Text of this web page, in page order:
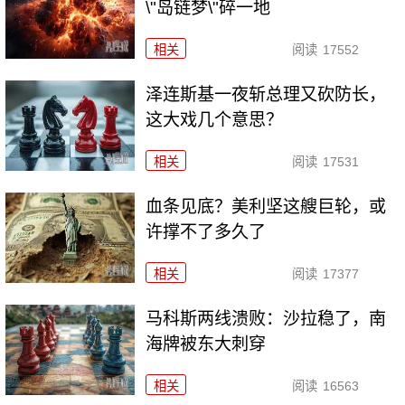
\"岛链梦\"碎一地
相关 阅读 17552
泽连斯基一夜斩总理又砍防长，
这大戏几个意思？
相关 阅读 17531
血条见底？美利坚这艘巨轮，或
许撑不了多久了
相关 阅读 17377
马科斯两线溃败：沙拉稳了，南
海牌被东大刺穿
相关 阅读 16563